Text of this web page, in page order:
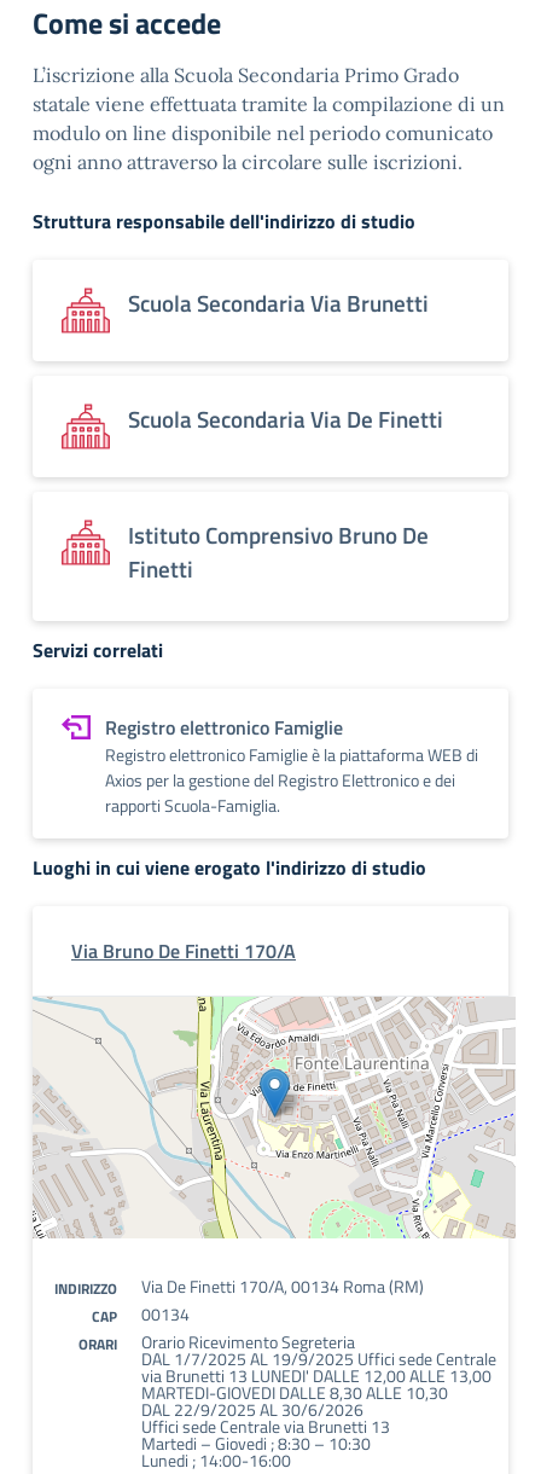
Come si accede
L’iscrizione alla Scuola Secondaria Primo Grado
statale viene effettuata tramite la compilazione di un
modulo on line disponibile nel periodo comunicato
ogni anno attraverso la circolare sulle iscrizioni.
Struttura responsabile dell'indirizzo di studio
Scuola Secondaria Via Brunetti
Scuola Secondaria Via De Finetti
Istituto Comprensivo Bruno De
Finetti
Servizi correlati
Registro elettronico Famiglie
Registro elettronico Famiglie è la piattaforma WEB di
Axios per la gestione del Registro Elettronico e dei
rapporti Scuola-Famiglia.
Luoghi in cui viene erogato l'indirizzo di studio
Via Bruno De Finetti 170/A
INDIRIZZO Via De Finetti 170/A, 00134 Roma (RM)
CAP 00134
ORARI Orario Ricevimento Segreteria
DAL 1/7/2025 AL 19/9/2025 Uffici sede Centrale
via Brunetti 13 LUNEDI' DALLE 12,00 ALLE 13,00
MARTEDI-GIOVEDI DALLE 8,30 ALLE 10,30
DAL 22/9/2025 AL 30/6/2026
Uffici sede Centrale via Brunetti 13
Martedi – Giovedi ; 8:30 – 10:30
Lunedi ; 14:00-16:00